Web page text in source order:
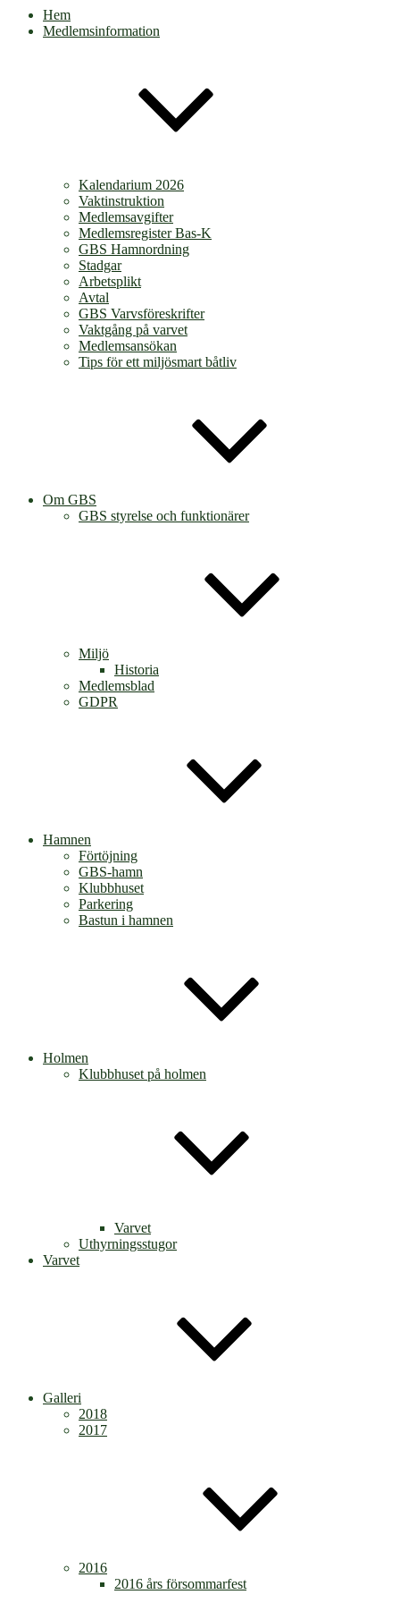
Hem
Medlemsinformation
Kalendarium 2026
Vaktinstruktion
Medlemsavgifter
Medlemsregister Bas-K
GBS Hamnordning
Stadgar
Arbetsplikt
Avtal
GBS Varvsföreskrifter
Vaktgång på varvet
Medlemsansökan
Tips för ett miljösmart båtliv
Om GBS
GBS styrelse och funktionärer
Miljö
Historia
Medlemsblad
GDPR
Hamnen
Förtöjning
GBS-hamn
Klubbhuset
Parkering
Bastun i hamnen
Holmen
Klubbhuset på holmen
Varvet
Uthyrningsstugor
Varvet
Galleri
2018
2017
2016
2016 års försommarfest